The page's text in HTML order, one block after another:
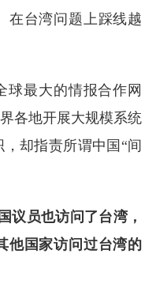
在台湾问题上踩线越
球最大的情报合作网
各地开展大规模系统
却指责所谓中国“间
议员也访问了台湾，
他国家访问过台湾的